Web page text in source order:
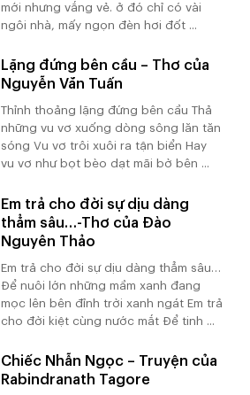
mới nhưng vắng vẻ. ở đó chỉ có vài
ngôi nhà, mấy ngọn đèn hơi đốt ...
Lặng đứng bên cầu – Thơ của
Nguyễn Văn Tuấn
Thỉnh thoảng lặng đứng bên cầu Thả
những vu vơ xuống dòng sông lăn tăn
sóng Vu vơ trôi xuôi ra tận biển Hay
vu vơ như bọt bèo dạt mãi bờ bên ...
Em trả cho đời sự dịu dàng
thẳm sâu…-Thơ của Đào
Nguyên Thảo
Em trả cho đời sự dịu dàng thẳm sâu…
Để nuôi lớn những mầm xanh đang
mọc lên bên đỉnh trời xanh ngát Em trả
cho đời kiệt cùng nước mắt Để tinh ...
Chiếc Nhẫn Ngọc – Truyện của
Rabindranath Tagore